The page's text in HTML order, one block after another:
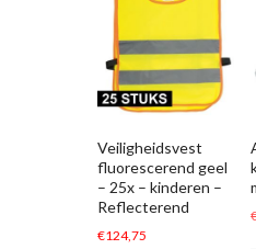
Veiligheidsvest
fluorescerend geel
– 25x – kinderen –
Reflecterend
€124,75